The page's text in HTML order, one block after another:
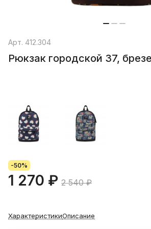
Арт. 412.304
Рюкзак городской 37,
-50%
1 270 ₽ 2 540 ₽
ХарактеристикиОписание